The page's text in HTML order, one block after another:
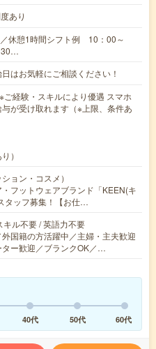
あり
休憩1時間シフト例 10：00～
30…
はお気軽にご相談ください！
経験・スキルにより優遇 スマホ
が受け取れます（※上限、条件あ
）
ョン・コスメ）
フットウェアブランド「KEEN(キ
タッフ募集！【お仕…
キル不要 / 英語力不要
国籍の方活躍中／主婦・主夫歓迎
ター歓迎／ブランクOK／…
40代 50代 60代